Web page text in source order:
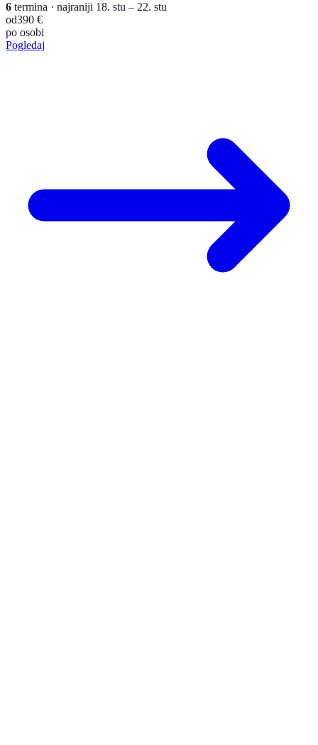
6 termina · najraniji 18. stu – 22. stu
od390 €
po osobi
Pogledaj